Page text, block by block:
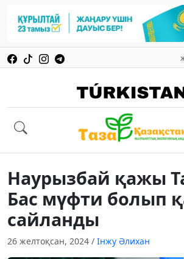
Наурызбай қажы
Бас мүфти болып
сайланды
26 желтоқсан, 2024 / Інжу Әлихан